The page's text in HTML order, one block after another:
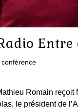
Entre
conférence
Romain
le président de